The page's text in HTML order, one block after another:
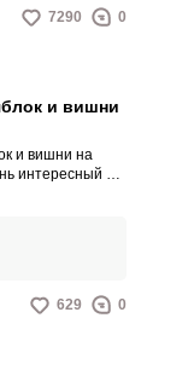
7290 0
и вишни
и вишни на
интересный по
магазинным
Подавайте
любимыми
629 0